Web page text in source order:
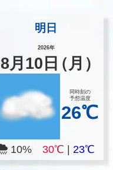
明日
2026年
8月 10 日（月）
同時刻の
予想温度
26℃
10%30℃ |23℃